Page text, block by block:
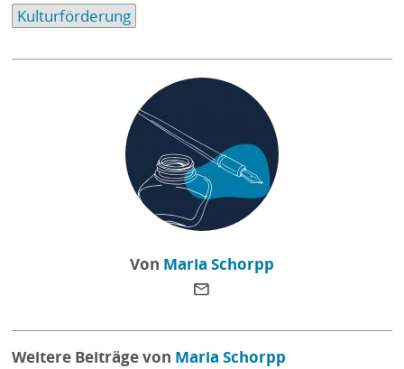
Kulturförderung
Von Maria Schorpp
Weitere Beiträge von Maria Schorpp